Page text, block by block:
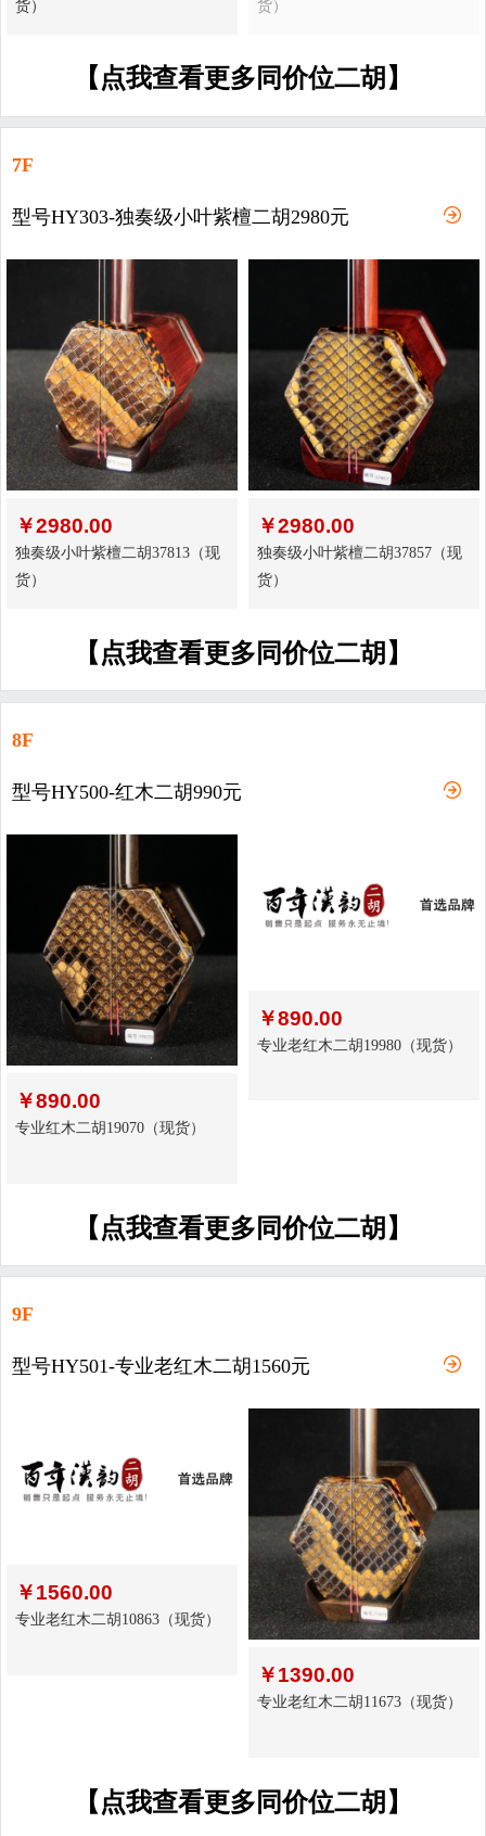
货） 货）
【点我查看更多同价位二胡】
7F
型号HY303-独奏级小叶紫檀二胡2980元
￥2980.00
独奏级小叶紫檀二胡37813（现
货）
￥2980.00
独奏级小叶紫檀二胡37857（现
货）
【点我查看更多同价位二胡】
8F
型号HY500-红木二胡990元
￥890.00
专业红木二胡19070（现货）
￥890.00
专业老红木二胡19980（现货）
【点我查看更多同价位二胡】
9F
型号HY501-专业老红木二胡1560元
￥1560.00
专业老红木二胡10863（现货）
￥1390.00
专业老红木二胡11673（现货）
【点我查看更多同价位二胡】